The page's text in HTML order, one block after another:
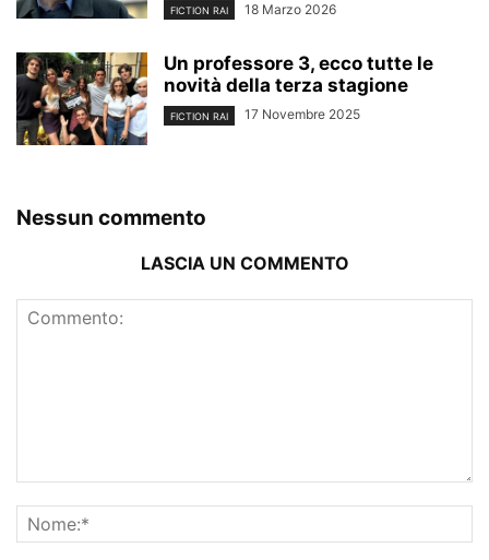
FICTION RAI 18 Marzo 2026
Un professore 3, ecco tutte le
novità della terza stagione
FICTION RAI 17 Novembre 2025
Nessun commento
LASCIA UN COMMENTO